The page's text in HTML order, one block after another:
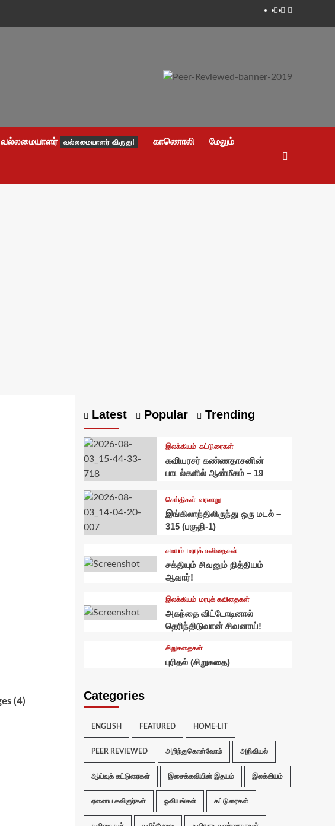
Facebook
Twitter
Youtube
வல்லமையாளர் வல்லமையாளர் விருது! காணொலி மேலும்
Latest Popular Trending
இலக்கியம் கட்டுரைகள்
கவியரசர் கண்ணதாசனின்
பாடல்களில் ஆன்மீகம் – 19
செய்திகள் வரலாறு
இங்கிலாந்திலிருந்து ஒரு மடல் –
315 (பகுதி-1)
சமயம் மரபுக் கவிதைகள்
சக்தியும் சிவனும் நித்தியம்
ஆவார்!
இலக்கியம் மரபுக் கவிதைகள்
அகந்தை விட்டோடினால்
தெரிந்திடுவான் சிவனாய்!
சிறுகதைகள்
புரிதல் (சிறுகதை)
Categories
ENGLISH FEATURED HOME-LIT
PEER REVIEWED அறிந்துகொள்வோம் அறிவியல்
ஆய்வுக் கட்டுரைகள் இசைக்கவியின் இதயம் இலக்கியம்
ஏனைய கவிஞர்கள் ஓவியங்கள் கட்டுரைகள்